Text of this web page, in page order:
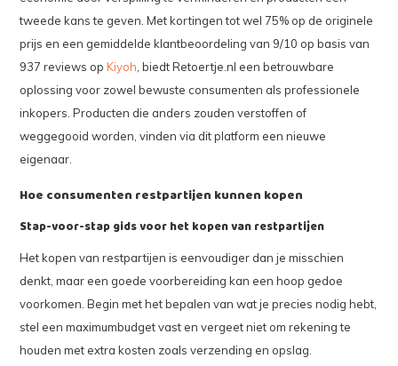
tweede kans te geven. Met kortingen tot wel 75% op de originele
prijs en een gemiddelde klantbeoordeling van 9/10 op basis van
937 reviews opKiyoh, biedt Retoertje.nl een betrouwbare
oplossing voor zowel bewuste consumenten als professionele
inkopers. Producten die anders zouden verstoffen of
weggegooid worden, vinden via dit platform een nieuwe
eigenaar.
Hoe consumenten restpartijen kunnen kopen
Stap-voor-stap gids voor het kopen van restpartijen
Het kopen van restpartijen is eenvoudiger dan je misschien
denkt, maar een goede voorbereiding kan een hoop gedoe
voorkomen. Begin met het bepalen van wat je precies nodig hebt,
stel een maximumbudget vast en vergeet niet om rekening te
houden met extra kosten zoals verzending en opslag.